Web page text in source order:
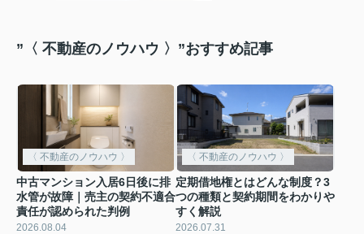
”〈 不動産のノウハウ 〉”おすすめ記事
〈 不動産のノウハウ 〉
中古マンション入居6日後に排
水管が故障｜売主の契約不適合
責任が認められた判例
2026.08.04
〈 不動産のノウハウ 〉
定期借地権とはどんな制度？3
つの種類と契約期間をわかりや
すく解説
2026.07.31